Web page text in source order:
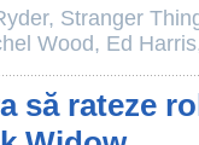
, Stranger
Wood, Ed Harris
să rateze